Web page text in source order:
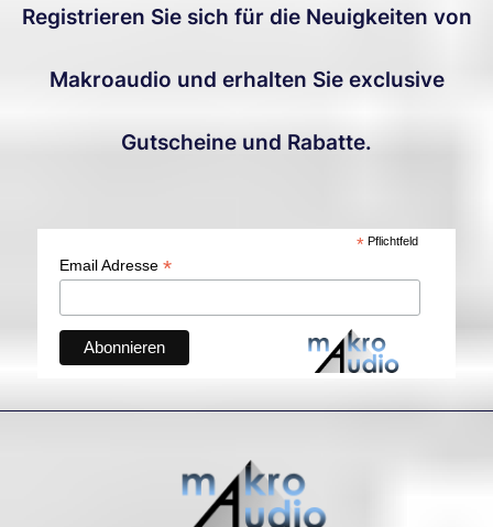
Registrieren Sie sich für die Neuigkeiten von
Makroaudio und erhalten Sie exclusive
Gutscheine und Rabatte.
* Pflichtfeld
Email Adresse *